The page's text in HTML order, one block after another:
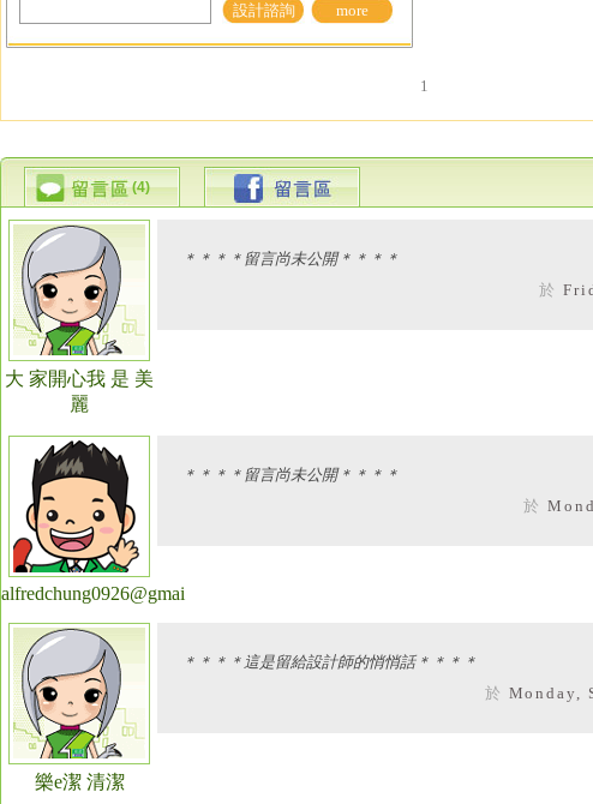
設計諮詢 more
1
(4)
大 家開心我 是 美
麗
＊＊＊＊留言尚未公開＊＊＊＊
於
alfredchung0926@gmai
＊＊＊＊留言尚未公開＊＊＊＊
於
樂e潔 清潔
＊＊＊＊這是留給設計師的悄悄話＊＊＊＊
於 Monday,